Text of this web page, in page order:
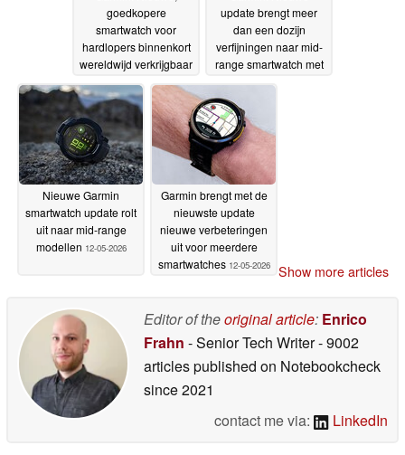
goedkopere
smartwatch voor
hardlopers binnenkort
wereldwijd verkrijgbaar
12-05-2026
update brengt meer
dan een dozijn
verfijningen naar mid-
range smartwatch met
levensduur van de
batterij
Nieuwe Garmin
smartwatch update rolt
uit naar mid-range
modellen 12-05-2026
Garmin brengt met de
nieuwste update
nieuwe verbeteringen
uit voor meerdere
smartwatches 12-05-2026 Show more articles
Editor of theoriginal article: Enrico
Frahn - Senior Tech Writer- 9002
articles published on Notebookcheck
since 2021
contact me via:
LinkedIn